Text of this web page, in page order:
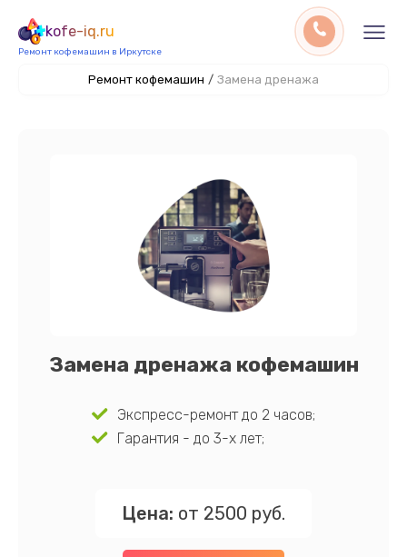
kofe-iq.ru
Ремонт кофемашин в Иркутске
Ремонт кофемашин / Замена дренажа
Замена дренажа кофемашин
Экспресс-ремонт до 2 часов;
Гарантия - до 3-х лет;
Цена: от 2500 руб.